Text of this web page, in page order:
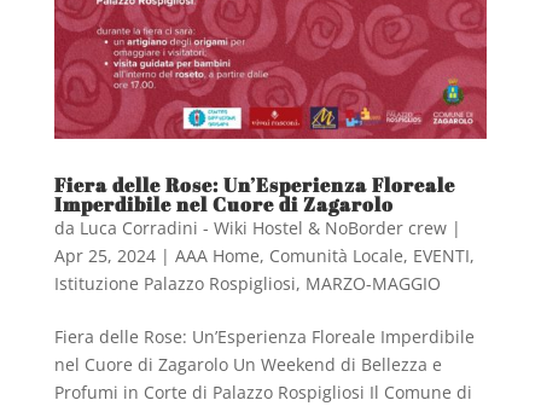
Fiera delle Rose: Un’Esperienza Floreale
Imperdibile nel Cuore di Zagarolo
da Luca Corradini - Wiki Hostel & NoBorder crew|
Apr 25, 2024| AAA Home, Comunità Locale, EVENTI,
Istituzione Palazzo Rospigliosi, MARZO-MAGGIO
Fiera delle Rose: Un’Esperienza Floreale Imperdibile
nel Cuore di Zagarolo Un Weekend di Bellezza e
Profumi in Corte di Palazzo Rospigliosi Il Comune di